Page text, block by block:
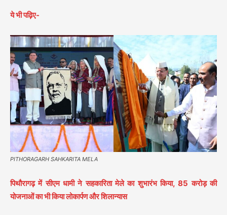
ये भी पढ़िए-
PITHORAGARH SAHKARITA MELA
पिथौरागढ़ में सीएम धामी ने सहकारिता मेले का शुभारंभ किया, 85 करोड़ की
योजनाओं का भी किया लोकार्पण और शिलान्यास